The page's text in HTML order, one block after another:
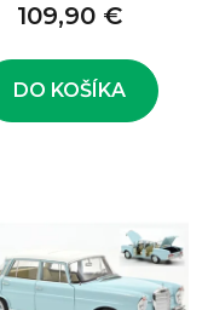
109,90 €
DO KOŠÍKA